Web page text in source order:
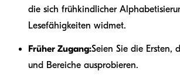
die sich frühkindlicher
Lesefähigkeiten widmet.
Früher Zugang:Seien Sie die Ersten,
und Bereiche ausprobieren.